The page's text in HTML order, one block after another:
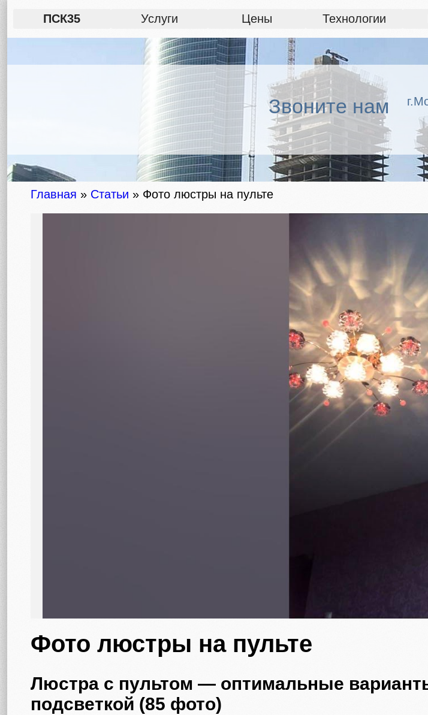
ПСК35 Услуги Цены Технологии
Звоните нам
Главная » Статьи » Фото люстры на пульте
Фото люстры на пульте
Люстра с пультом — оптимальные
подсветкой (85 фото)